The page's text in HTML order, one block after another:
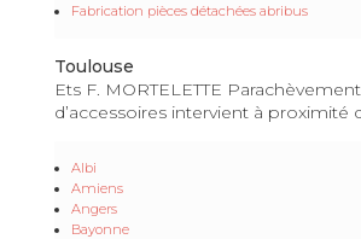
Fabrication pièces détachées abribus
Toulouse
Ets F. MORTELETTE
d’accessoires intervient à proximité
Albi
Amiens
Angers
Bayonne